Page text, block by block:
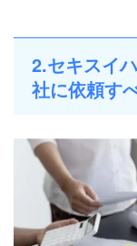
2.セキスイ
社に依頼す